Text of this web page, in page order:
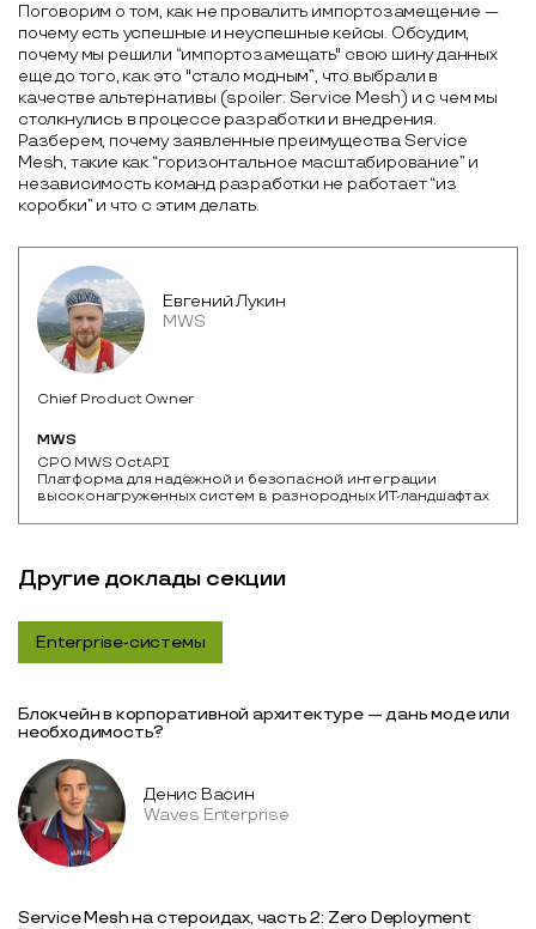
Поговорим о том, как не провалить импортозамещение —
почему есть успешные и неуспешные кейсы. Обсудим,
почему мы решили “импортозамещать" свою шину данных
еще до того, как это "стало модным”, что выбрали в
качестве альтернативы (spoiler: Service Mesh) и с чем мы
столкнулись в процессе разработки и внедрения.
Разберем, почему заявленные преимущества Service
Mesh, такие как “горизонтальное масштабирование” и
независимость команд разработки не работает “из
коробки” и что с этим делать.
Евгений Лукин
MWS
Chief Product Owner
MWS
CPO MWS OctAPI
Платформа для надёжной и безопасной интеграции
высоконагруженных систем в разнородных ИТ-ландшафтах
Другие доклады секции
Enterprise-системы
Блокчейн в корпоративной архитектуре — дань моде или
необходимость?
Денис Васин
Waves Enterprise
Service Mesh на стероидах, часть 2: Zero Deployment